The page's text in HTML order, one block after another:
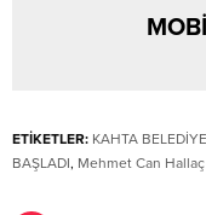
ETİKETLER: KAHTA
BAŞLADI, Mehmet Can Hallaç